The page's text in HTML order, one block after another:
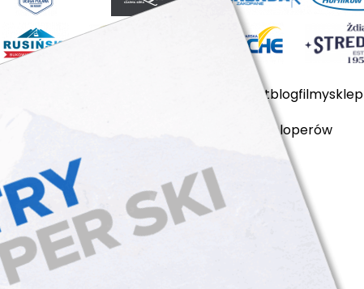
kontaktblogfilmysklep
dla developerów